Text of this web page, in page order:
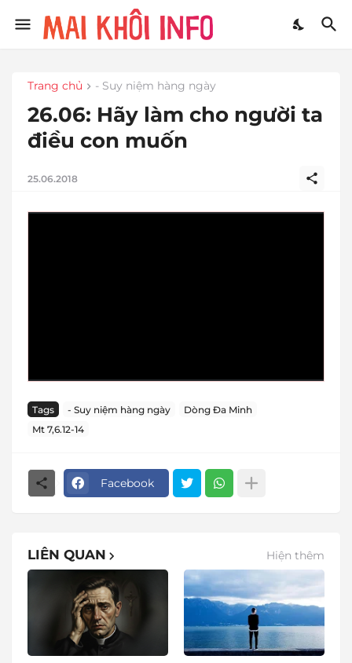
Trang chủ - Suy niệm hàng ngày
26.06: Hãy làm cho người ta
điều con muốn
25.06.2018
Tags - Suy niệm hàng ngày
Dòng Đa Minh
Mt 7,6.12-14
Facebook
LIÊN QUAN Hiện thêm